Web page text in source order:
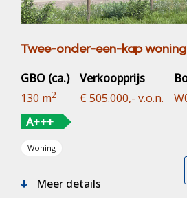
Twee-onder-een-kap
GBO (ca.)
130 m2
Verkoopprijs
€ 505.000,- v.o.n.
A+++
Woning
Meer details